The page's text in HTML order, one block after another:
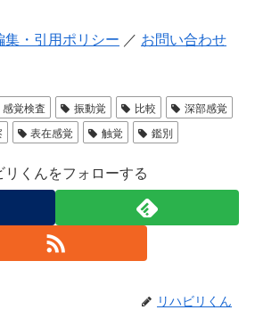
集・引用ポリシー ／ お問い合わせ
感覚検査 振動覚 比較
深部感覚
表在感覚 触覚 鑑別
リくんをフォローする
リハビリくん